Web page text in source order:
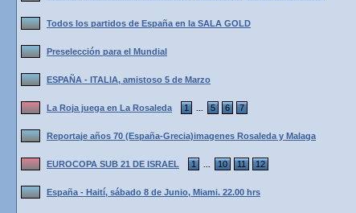
Todos los partidos de España en la SALA GOLD
Preselección para el Mundial
ESPAÑA - ITALIA, amistoso 5 de Marzo
La Roja juega en La Rosaleda 1 5 6 7
Reportaje años 70 (España-Grecia)imagenes Rosaleda y Malaga
EUROCOPA SUB 21 DE ISRAEL 1 10 11 12
España - Haití, sábado 8 de Junio, Miami. 22.00 hrs